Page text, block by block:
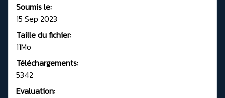
Soumis le:
15 Sep 2023
Taille du fichier:
11Mo
Téléchargements:
5342
Evaluation: